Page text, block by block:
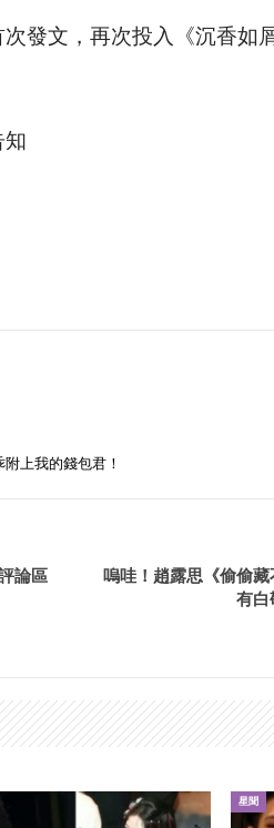
發文，再次投入《沉香如
知
上我的錢包君！
論區
嗚哇！趙露思《偷偷
有白
星聞